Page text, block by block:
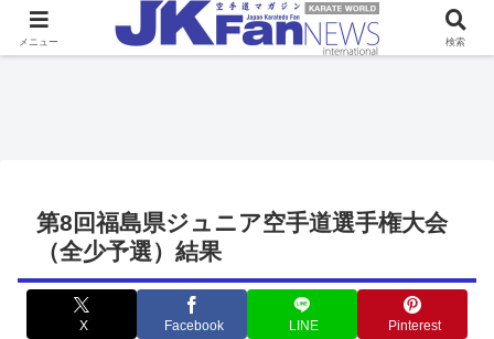
第8回福島県ジュニア空手道選手権大会
（全少予選）結果
X Facebook LINE Pinterest
メニュー 検索